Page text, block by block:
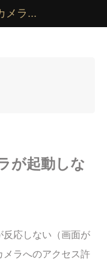
メラ...
が起動しな
反応しない（画面が
メラへのアクセス許